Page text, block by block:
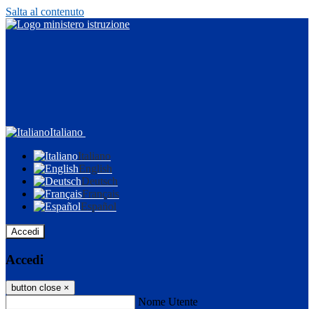
Salta al contenuto
Italiano
Italiano
English
Deutsch
Français
Español
Accedi
Accedi
button close ×
Nome Utente